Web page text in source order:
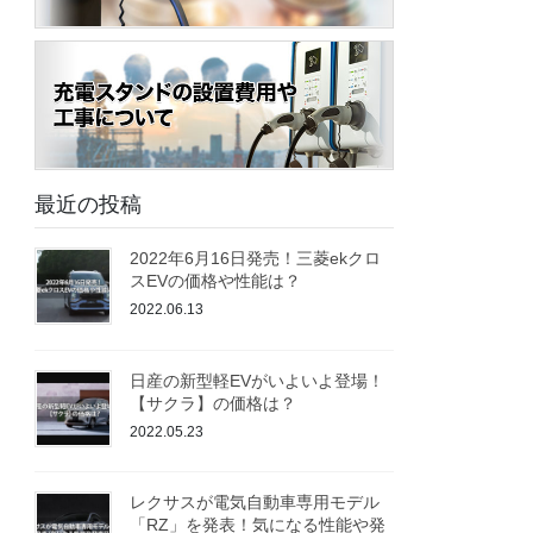
最近の投稿
2022年6月16日発売！三菱ekクロ
スEVの価格や性能は？
2022.06.13
日産の新型軽EVがいよいよ登場！
【サクラ】の価格は？
2022.05.23
レクサスが電気自動車専用モデル
「RZ」を発表！気になる性能や発